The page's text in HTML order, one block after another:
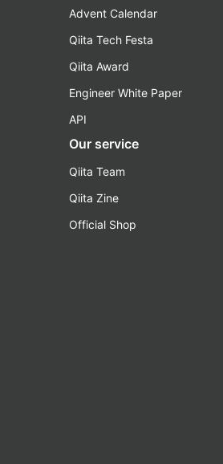
Advent Calendar
Qiita Tech Festa
Qiita Award
Engineer White Paper
API
Our service
Qiita Team
Qiita Zine
Official Shop